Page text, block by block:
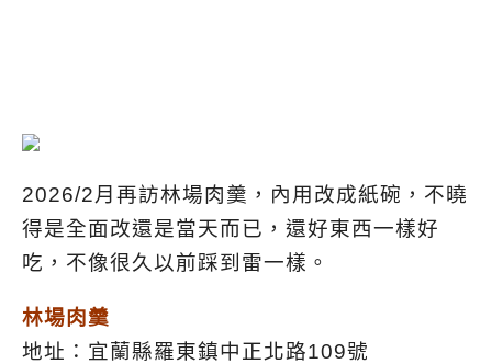
2026/2月再訪林場肉羹，內用改成紙碗，不曉
得是全面改還是當天而已，還好東西一樣好
吃，不像很久以前踩到雷一樣。
林場肉羹
地址：宜蘭縣羅東鎮中正北路109號